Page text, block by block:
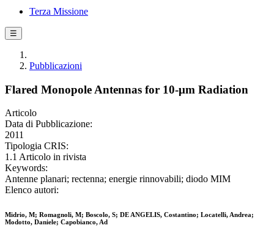
Terza Missione
☰
Pubblicazioni
Flared Monopole Antennas for 10-μm Radiation
Articolo
Data di Pubblicazione:
2011
Tipologia CRIS:
1.1 Articolo in rivista
Keywords:
Antenne planari; rectenna; energie rinnovabili; diodo MIM
Elenco autori:
Midrio, M; Romagnoli, M; Boscolo, S; DE ANGELIS, Costantino; Locatelli, Andrea;
Modotto, Daniele; Capobianco, Ad